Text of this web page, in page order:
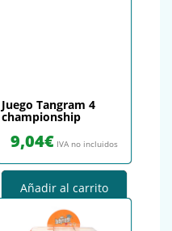
Juego Tangram 4
championship
9,04€ IVA no incluidos
Añadir al carrito